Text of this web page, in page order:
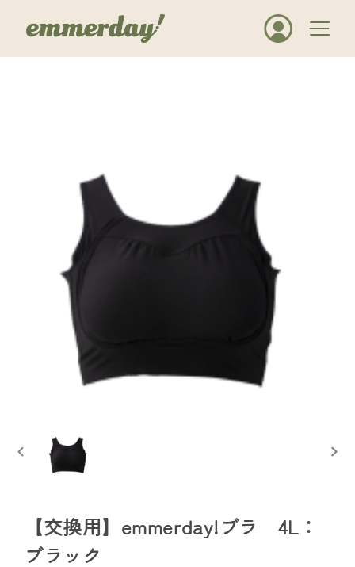
【交換用】emmerday!ブラ 4L：
ブラック